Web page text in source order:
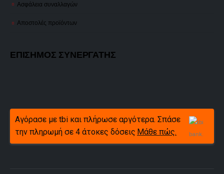
Ασφάλεια συναλλαγών
Αποστολές προϊόντων
ΕΠΙΣΗΜΟΣ ΣΥΝΕΡΓΑΤΗΣ
Αγόρασε με tbi και πλήρωσε αργότερα. Σπάσε
την πληρωμή σε 4 άτοκες δόσεις Μάθε πώς.